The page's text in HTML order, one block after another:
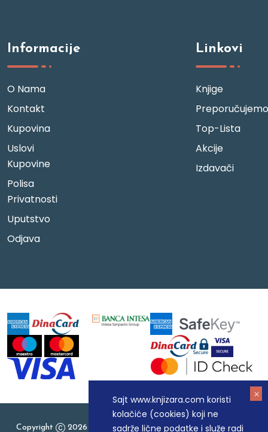
Sajt www.knjizara.com koristi
kolačiće (cookies) koji ne
sadrže lične podatke i služe radi
Informacije
O Nama
Kontakt
Kupovina
Uslovi
Kupovine
Polisa
Privatnosti
Uputstvo
Odjava
Linkovi
Knjige
Preporučujemo
Top-Lista
Akcije
Izdavači
Copyright 2026 Knjizara.com - MAKART DOO BEOGRAD